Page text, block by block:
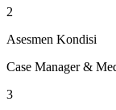
2
Asesmen Kondisi
Case Manager &
3